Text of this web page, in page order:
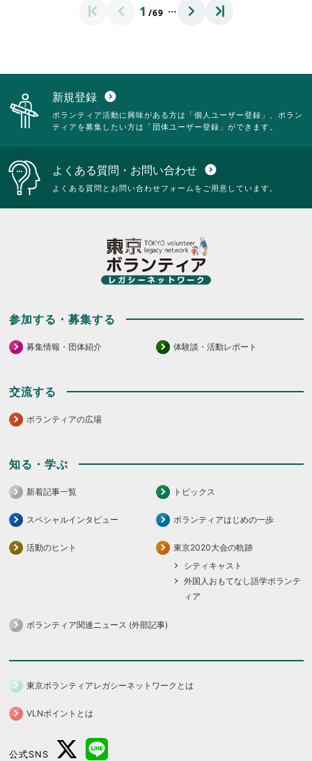
1 /69 …
新規登録 expand_circle_down
ボランティア活動に興味がある方は「個人ユーザー登録」、ボラン
ティアを募集したい方は「団体ユーザー登録」ができます。
よくある質問・お問い合わせ expand_circle_down
よくある質問とお問い合わせフォームをご用意しています。
参加する・募集する
募集情報・団体紹介 体験談・活動レポート
交流する
ボランティアの広場
知る・学ぶ
新着記事一覧 トピックス
スペシャルインタビュー ボランティアはじめの一歩
活動のヒント
東京2020大会の軌跡
シティキャスト
外国人おもてなし語学ボランテ
ィア
ボランティア関連ニュース (外部記事)
東京ボランティアレガシーネットワークとは
VLNポイントとは
公式SNS